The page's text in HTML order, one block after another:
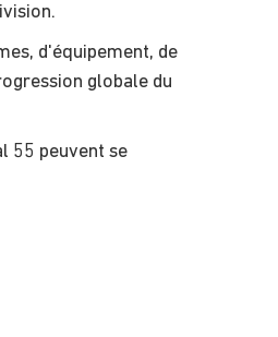
d'équipement, de
globale du
55 peuvent se